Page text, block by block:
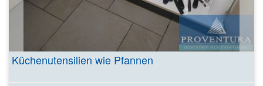
Küchenutensilien wie Pfannen